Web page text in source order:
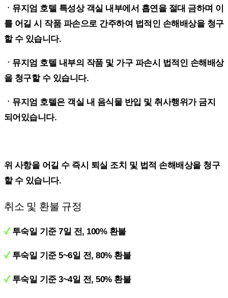
ㆍ뮤지엄 호텔 특성상 객실 내부에서 흡연을 절대 금하며 이
를 어길 시 작품 파손으로 간주하여 법적인 손해배상을 청구
할 수 있습니다.
ㆍ뮤지엄 호텔 내부의 작품 및 가구 파손시 법적인 손해배상
을 청구할 수 있습니다.
ㆍ뮤지엄 호텔은 객실 내 음식물 반입 및 취사행위가 금지
되어있습니다.
위 사항을 어길 수 즉시 퇴실 조치 및 법적 손해배상을 청구
할 수 있습니다.
취소 및 환불 규정
✓투숙일 기준 7일 전, 100% 환불
✓투숙일 기준 5~6일 전, 80% 환불
✓투숙일 기준 3~4일 전, 50% 환불